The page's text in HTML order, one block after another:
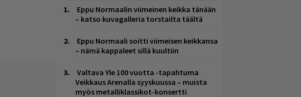
Eppu Normaalin viimeinen keikka tänään
– katso kuvagalleria torstailta täältä
Eppu Normaali soitti viimeisen keikkansa
– nämä kappaleet sillä kuultiin
Valtava Yle 100 vuotta -tapahtuma
Veikkaus Arenalla syyskuussa – muista
myös metalliklassikot-konsertti